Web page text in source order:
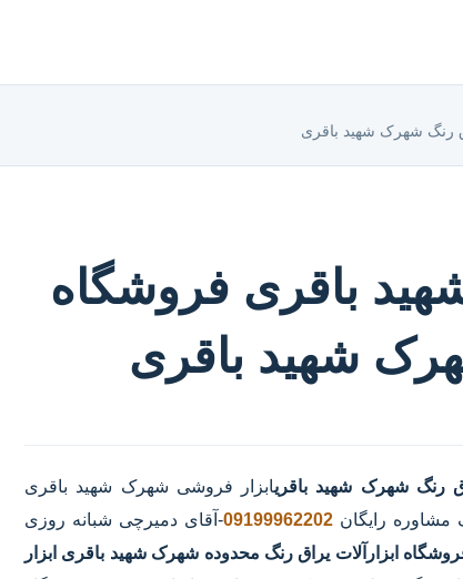
رنگ شهرک شهید باقری
باقری فروشگاه
شهید باقری
رنگ شهرک شهید باقریابزار فروشی شهرک شهید باقری
مشاوره رایگان 09199962202-آقای دمیرچی شبانه روزی
ابزارآلات یراق رنگ محدوده شهرک شهید باقری ابزار